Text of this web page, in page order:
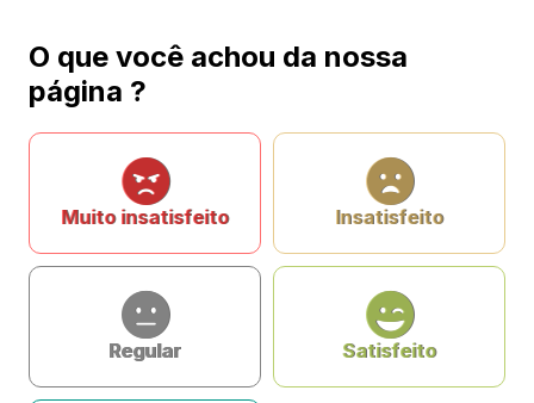
O que você achou da nossa
página ?
Muito insatisfeito Insatisfeito
Regular Satisfeito